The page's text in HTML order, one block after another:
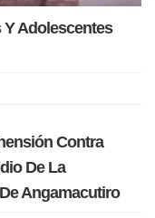
Adolescentes
Contra
De La
Angamacutiro